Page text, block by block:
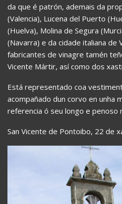
da que é patrón, ademais da
(Valencia), Lucena del Puerto
(Huelva), Molina de Segura
(Navarra) e da cidade italiana de
fabricantes de vinagre tamén
Vicente Mártir, así como dos
Está representado coa
acompañado dun corvo en unha
referencia ó seu longo e penoso
San Vicente de Pontoibo, 22 de